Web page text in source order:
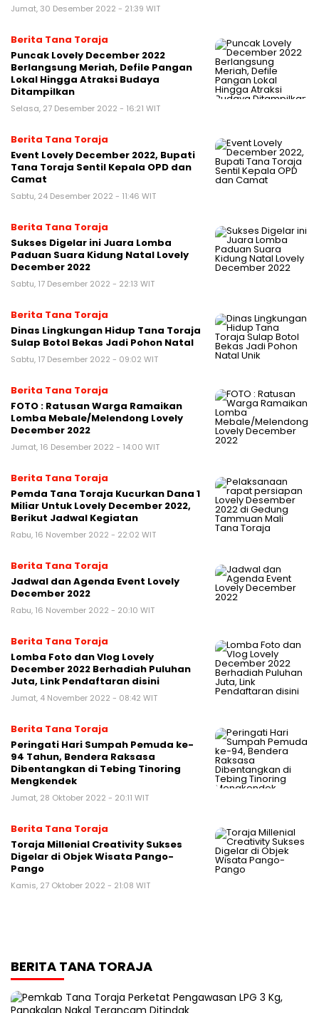
Jumat, 30 Desember 2022 - 21:39 WIT
Berita Tana Toraja
Puncak Lovely December 2022
Berlangsung Meriah, Defile Pangan
Lokal Hingga Atraksi Budaya
Ditampilkan
Selasa, 27 Desember 2022 - 16:21 WIT
Berita Tana Toraja
Event Lovely December 2022, Bupati
Tana Toraja Sentil Kepala OPD dan
Camat
Sabtu, 24 Desember 2022 - 11:46 WIT
Berita Tana Toraja
Sukses Digelar ini Juara Lomba
Paduan Suara Kidung Natal Lovely
December 2022
Sabtu, 17 Desember 2022 - 22:13 WIT
Berita Tana Toraja
Dinas Lingkungan Hidup Tana Toraja
Sulap Botol Bekas Jadi Pohon Natal
Sabtu, 17 Desember 2022 - 09:02 WIT
Berita Tana Toraja
FOTO : Ratusan Warga Ramaikan
Lomba Mebale/Melendong Lovely
December 2022
Jumat, 16 Desember 2022 - 14:00 WIT
Berita Tana Toraja
Pemda Tana Toraja Kucurkan Dana 1
Miliar Untuk Lovely December 2022,
Berikut Jadwal Kegiatan
Rabu, 16 November 2022 - 22:02 WIT
Berita Tana Toraja
Jadwal dan Agenda Event Lovely
December 2022
Rabu, 16 November 2022 - 20:10 WIT
Berita Tana Toraja
Lomba Foto dan Vlog Lovely
December 2022 Berhadiah Puluhan
Juta, Link Pendaftaran disini
Jumat, 4 November 2022 - 08:42 WIT
Berita Tana Toraja
Peringati Hari Sumpah Pemuda ke-
94 Tahun, Bendera Raksasa
Dibentangkan di Tebing Tinoring
Mengkendek
Jumat, 28 Oktober 2022 - 20:11 WIT
Berita Tana Toraja
Toraja Millenial Creativity Sukses
Digelar di Objek Wisata Pango-
Pango
Kamis, 27 Oktober 2022 - 21:08 WIT
BERITA TANA TORAJA